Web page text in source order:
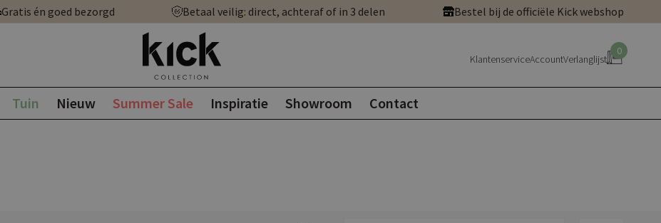
Gratis én goed bezorgd Betaal veilig: direct, achteraf of in 3 delen Bestel bij de officiële Kick webshop
KlantenserviceAccountVerlanglijst
0
Tuin Nieuw Summer Sale Inspiratie Showroom Contact